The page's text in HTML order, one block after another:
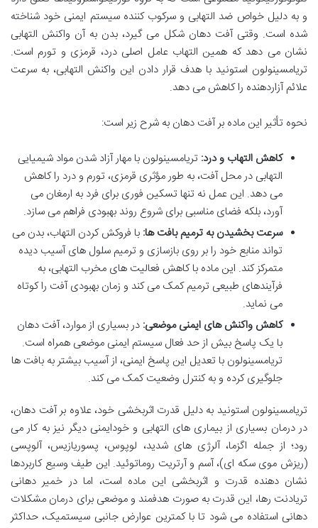
و به دلیل خواص ضد التهابی و سرکوب کننده سیستم ایمنی خود شناخته
شده است. وقتی آفت دهان شکل می گیرد، بدن به آن واکنش التهابی
نشان می دهد که همین التهاب عامل اصلی درد، قرمزی و تورم است.
تریامسینولون استونید با هدف قرار دادن این واکنش التهابی، به سرعت
علائم آزاردهنده را کاهش می دهد.
نحوه تأثیر این ماده بر آفت دهان به شرح زیر است:
کاهش التهاب و درد: تریامسینولون با مهار آزاد شدن مواد شیمیایی
التهابی در محل آفت، به طور مؤثری قرمزی، تورم و درد را کاهش
می دهد. این عمل نه تنها تسکین فوری برای فرد به ارمغان می
آورد، بلکه فضای مناسبی برای شروع روند بهبودی فراهم می سازد.
سرعت بخشیدن به ترمیم بافت ها: با فروکش کردن التهاب، بدن می
تواند منابع خود را بر روی بازسازی و ترمیم سلول های آسیب دیده
متمرکز کند. این ماده با کاهش فعالیت های مخرب التهابی، به
فرآیندهای طبیعی ترمیم کمک می کند و زمان بهبودی آفت را کوتاه
می نماید.
کاهش واکنش های ایمنی موضعی: در بسیاری از موارد، آفت دهان
با یک پاسخ بیش از حد فعال سیستم ایمنی موضعی همراه است.
تریامسینولون با تعدیل این پاسخ ایمنی، از آسیب بیشتر به بافت ها
جلوگیری کرده و به کنترل وضعیت کمک می کند.
تریامسینولون استونید به دلیل قدرت اثربخشی خود، علاوه بر آفت دهان،
در درمان بسیاری از بیماری های التهابی و خودایمنی دیگر نیز به کار می
رود؛ از جمله اگزما، آلرژی های شدید، لوپوس، پسوریازیس، آلوپسی
(ریزش موی سکه ای)، آسم و آرتریت روماتوئید. این طیف وسیع کاربردها
نشان دهنده قدرت و اثربخشی این ماده است، اما در خمیر دهانی
تریادنت رها، این قدرت به صورت هدفمند و موضعی برای درمان مشکلات
دهانی استفاده می شود تا با کمترین عوارض جانبی سیستمیک، حداکثر